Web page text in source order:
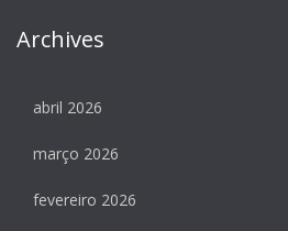
Archives
abril 2026
março 2026
fevereiro 2026